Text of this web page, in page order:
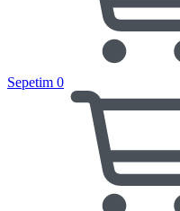
Sepetim 0